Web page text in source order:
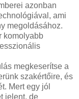
azonban
ami
megoldásához.
komolyabb
megkeserítse a
szakértőire, és
Mert egy jól
jelent, de